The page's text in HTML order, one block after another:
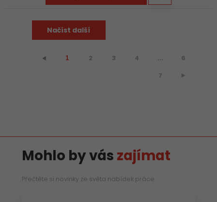
Načíst další
⯇ 1 2 3 4 ... 6
7 ⯈
Mohlo by vás zajímat
Přečtěte si novinky ze světa nabídek práce